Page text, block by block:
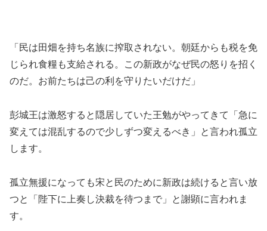
「民は田畑を持ち名族に搾取されない。朝廷からも税を免
じられ食糧も支給される。この新政がなぜ民の怒りを招く
のだ。お前たちは己の利を守りたいだけだ」
彭城王は激怒すると隠居していた王勉がやってきて「急に
変えては混乱するので少しずつ変えるべき」と言われ孤立
します。
孤立無援になっても宋と民のために新政は続けると言い放
つと「陛下に上奏し決裁を待つまで」と謝顕に言われま
す。